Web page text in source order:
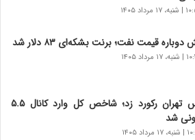
ه
ر
م
ب
ل
چ
مرداد ۱۴۰۵
قیمت نفت؛ برنت بشکه‌ای ۸۳ دلار شد
مرداد ۱۴۰۵
بورس تهران رکورد زد؛ شاخص کل وارد کانال ۵.۵
شد
۱۴۰۵